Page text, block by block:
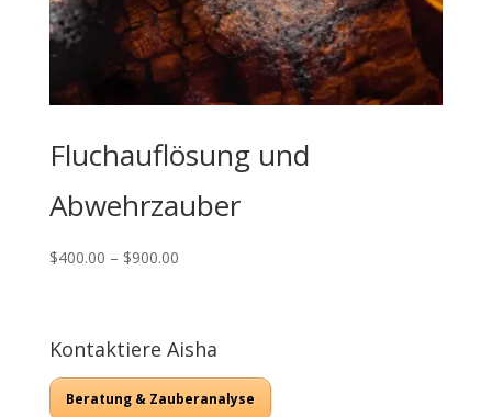
Fluchauflösung und
Abwehrzauber
$400.00 – $900.00Price
$900.00
Kontaktiere Aisha
Beratung & Zauberanalyse